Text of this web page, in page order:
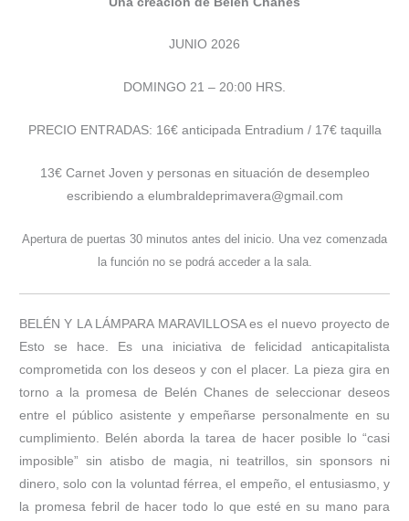
JUNIO 2026
DOMINGO 21 – 20:00 HRS.
PRECIO ENTRADAS: 16€ anticipada Entradium / 17€ taquilla
13€ Carnet Joven y personas en situación de desempleo
escribiendo a elumbraldeprimavera@gmail.com
Apertura de puertas 30 minutos antes del inicio. Una vez comenzada
la función no se podrá acceder a la sala.
BELÉN Y LA LÁMPARA MARAVILLOSA es el nuevo proyecto de
Esto se hace. Es una iniciativa de felicidad anticapitalista
comprometida con los deseos y con el placer. La pieza gira en
torno a la promesa de Belén Chanes de seleccionar deseos
entre el público asistente y empeñarse personalmente en su
cumplimiento. Belén aborda la tarea de hacer posible lo “casi
imposible” sin atisbo de magia, ni teatrillos, sin sponsors ni
dinero, solo con la voluntad férrea, el empeño, el entusiasmo, y
la promesa febril de hacer todo lo que esté en su mano para